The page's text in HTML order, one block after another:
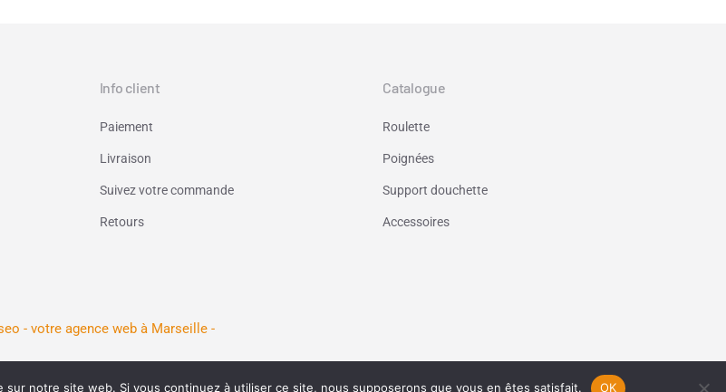
Info client
Paiement
Livraison
Suivez votre commande
Retours
Catalogue
Roulette
Poignées
Support douchette
Accessoires
- votre agence web à Marseille -
notre site web. Si vous continuez à utiliser ce site, nous supposerons que vous en êtes satisfait. OK